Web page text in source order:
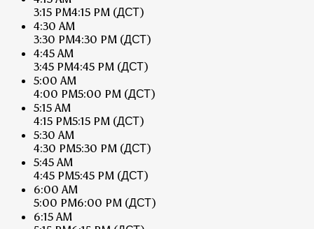
3:15 PM4:15 PM (ДСТ)
4:30 AM
3:30 PM4:30 PM (ДСТ)
4:45 AM
3:45 PM4:45 PM (ДСТ)
5:00 AM
4:00 PM5:00 PM (ДСТ)
5:15 AM
4:15 PM5:15 PM (ДСТ)
5:30 AM
4:30 PM5:30 PM (ДСТ)
5:45 AM
4:45 PM5:45 PM (ДСТ)
6:00 AM
5:00 PM6:00 PM (ДСТ)
6:15 AM